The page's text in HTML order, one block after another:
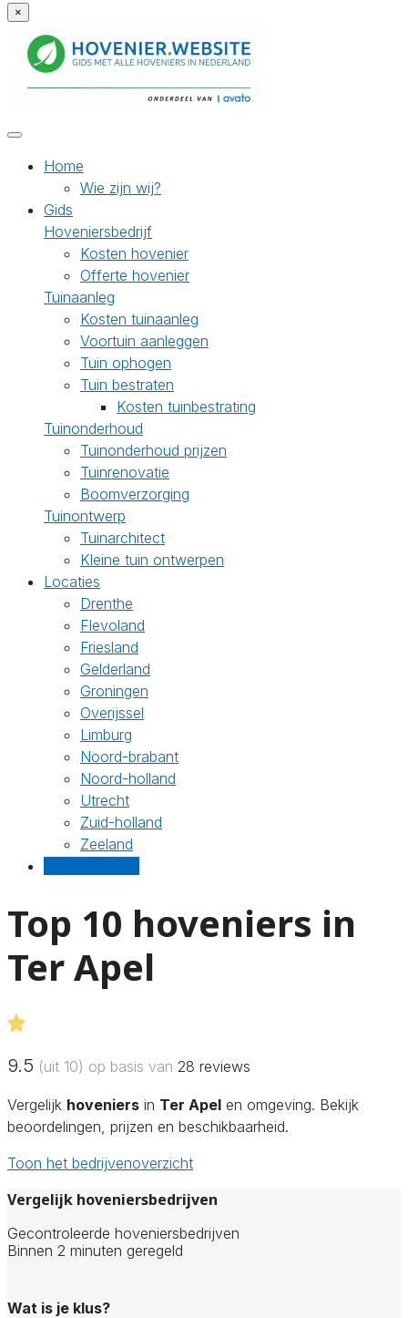
×
Home
Wie zijn wij?
Gids
Hoveniersbedrijf
Kosten hovenier
Offerte hovenier
Tuinaanleg
Kosten tuinaanleg
Voortuin aanleggen
Tuin ophogen
Tuin bestraten
Kosten tuinbestrating
Tuinonderhoud
Tuinonderhoud prijzen
Tuinrenovatie
Boomverzorging
Tuinontwerp
Tuinarchitect
Kleine tuin ontwerpen
Locaties
Drenthe
Flevoland
Friesland
Gelderland
Groningen
Overijssel
Limburg
Noord-brabant
Noord-holland
Utrecht
Zuid-holland
Zeeland
Top 10 hoveniers in
Ter Apel
9.5 (uit 10) op basis van 28 reviews
Vergelijk hoveniers in Ter Apel en omgeving. Bekijk
beoordelingen, prijzen en beschikbaarheid.
Toon het bedrijvenoverzicht
Vergelijk hoveniersbedrijven
Gecontroleerde hoveniersbedrijven
Binnen 2 minuten geregeld
Wat is je klus?